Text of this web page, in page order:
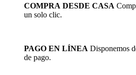
COMPRA DESDE CASA
un solo clic.
PAGO EN LÍNEA Disponemos
de pago.